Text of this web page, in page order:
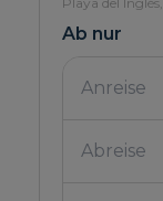
Ab nur